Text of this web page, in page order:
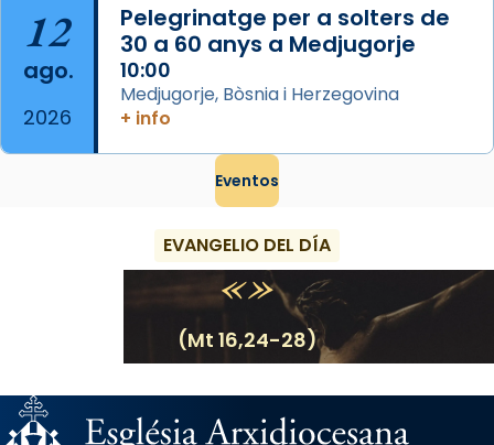
12
ago.
2026
Pelegrinatge per a solters de
30 a 60 anys a Medjugorje
10:00
Medjugorje, Bòsnia i Herzegovina
+ info
Eventos
EVANGELIO DEL DÍA
(Mt 16,24-28)